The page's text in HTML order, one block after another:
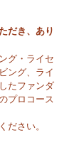
虹♪
だき、あり
グ・ライセ
ング、ライ
たファンダ
プロコース
ださい。